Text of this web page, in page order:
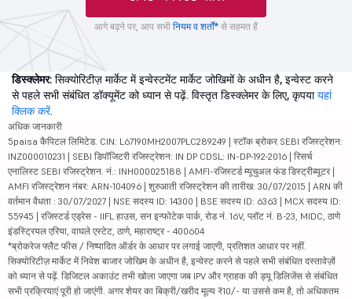
आगे बढ़ने पर, आप सभी नियम व शर्तों* से सहमत हैं
डिस्क्लेमर: सिक्योरिटीज़ मार्केट में इन्वेस्टमेंट मार्केट जोखिमों के अधीन है, इन्वेस्ट करने
से पहले सभी संबंधित डॉक्यूमेंट को ध्यान से पढ़ें. विस्तृत डिस्क्लेमर के लिए, कृपयायहां
क्लिक करें.
अधिक जानकारी
5paisa कैपिटल लिमिटेड. CIN: L67190MH2007PLC289249 | स्टॉक ब्रोकर SEBI रजिस्ट्रेशन:
INZ000010231 | SEBI डिपॉजिटरी रजिस्ट्रेशन: IN DP CDSL: IN-DP-192-2016 | रिसर्च
एनालिस्ट SEBI रजिस्ट्रेशन. नं.: INH000025188 | AMFI-रजिस्टर्ड म्यूचुअल फंड डिस्ट्रीब्यूटर |
AMFI रजिस्ट्रेशन नंबर: ARN-104096 | शुरुआती रजिस्ट्रेशन की तारीख: 30/07/2015 | ARN की
वर्तमान वैधता : 30/07/2027 | NSE सदस्य ID: 14300 | BSE सदस्य ID: 6363 | MCX सदस्य ID:
55945 | रजिस्टर्ड एड्रेस - IIFL हाउस, सन इन्फोटेक पार्क, रोड नं. 16V, प्लॉट नं. B-23, MIDC, ठाणे
इंडस्ट्रियल एरिया, वाघले एस्टेट, ठाणे, महाराष्ट्र - 400604
*ब्रोकरेज फ्लैट फीस / निष्पादित ऑर्डर के आधार पर लगाई जाएगी, प्रतिशत आधार पर नहीं.
सिक्योरिटीज़ मार्केट में निवेश बाजार जोखिम के अधीन है, इन्वेस्ट करने से पहले सभी संबंधित दस्तावेज़ों
को ध्यान से पढ़ें. डिजिटल अकाउंट तभी खोला जाएगा जब IPV और ग्राहक की ड्यू डिलिजेंस से संबंधित
सभी प्रक्रियाएं पूरी हो जाएंगी. अगर शेयर का बिक्री/खरीद मूल्य ₹10/- या उससे कम है, तो अधिकतम